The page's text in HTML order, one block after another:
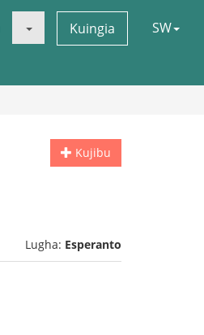
Kuingia SW
Kujibu
Lugha: Esperanto